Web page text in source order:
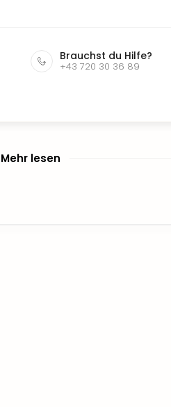
Brauchst du Hilfe?
+43 720 30 36 89
Mehr lesen